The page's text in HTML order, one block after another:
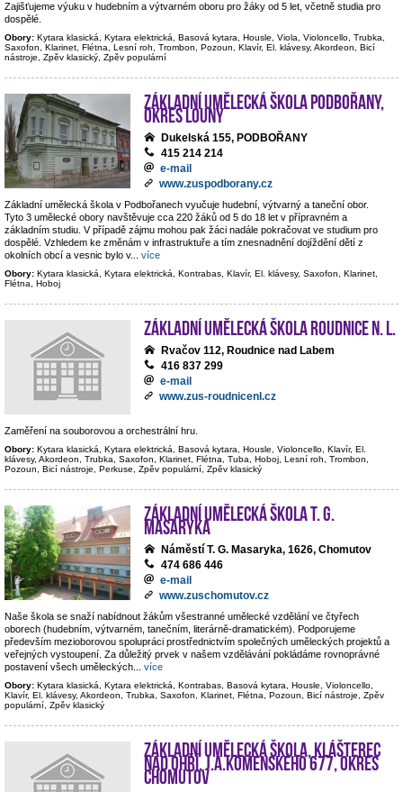
Zajišťujeme výuku v hudebním a výtvarném oboru pro žáky od 5 let, včetně studia pro
dospělé.
Obory: Kytara klasická, Kytara elektrická, Basová kytara, Housle, Viola, Violoncello, Trubka,
Saxofon, Klarinet, Flétna, Lesní roh, Trombon, Pozoun, Klavír, El. klávesy, Akordeon, Bicí
nástroje, Zpěv klasický, Zpěv populární
Základní umělecká škola Podbořany,
okres Louny
Dukelská 155, PODBOŘANY
415 214 214
e-mail
www.zuspodborany.cz
Základní umělecká škola v Podbořanech vyučuje hudební, výtvarný a taneční obor.
Tyto 3 umělecké obory navštěvuje cca 220 žáků od 5 do 18 let v přípravném a
základním studiu. V případě zájmu mohou pak žáci nadále pokračovat ve studium pro
dospělé. Vzhledem ke změnám v infrastruktuře a tím znesnadnění dojíždění dětí z
okolních obcí a vesnic bylo v... více
Obory: Kytara klasická, Kytara elektrická, Kontrabas, Klavír, El. klávesy, Saxofon, Klarinet,
Flétna, Hoboj
Základní umělecká škola Roudnice n. L.
Rvačov 112, Roudnice nad Labem
416 837 299
e-mail
www.zus-roudnicenl.cz
Zaměření na souborovou a orchestrální hru.
Obory: Kytara klasická, Kytara elektrická, Basová kytara, Housle, Violoncello, Klavír, El.
klávesy, Akordeon, Trubka, Saxofon, Klarinet, Flétna, Tuba, Hoboj, Lesní roh, Trombon,
Pozoun, Bicí nástroje, Perkuse, Zpěv populární, Zpěv klasický
Základní umělecká škola T. G.
Masaryka
Náměstí T. G. Masaryka, 1626, Chomutov
474 686 446
e-mail
www.zuschomutov.cz
Naše škola se snaží nabídnout žákům všestranné umělecké vzdělání ve čtyřech
oborech (hudebním, výtvarném, tanečním, literárně-dramatickém). Podporujeme
především mezioborovou spolupráci prostřednictvím společných uměleckých projektů a
veřejných vystoupení. Za důležitý prvek v našem vzdělávání pokládáme rovnoprávné
postavení všech uměleckých
více
Obory: Kytara klasická, Kytara elektrická, Kontrabas, Basová kytara, Housle, Violoncello,
Klavír, El. klávesy, Akordeon, Trubka, Saxofon, Klarinet, Flétna, Pozoun, Bicí nástroje, Zpěv
populární, Zpěv klasický
Základní umělecká škola, Klášterec
nad Ohří, J.A.Komenského 677, okres
Chomutov